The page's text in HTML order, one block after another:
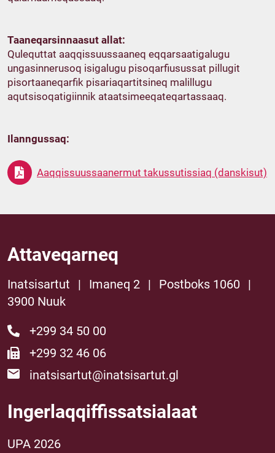
Taaneqarsinnaasut allat:
Qulequttat aaqqissuussaaneq eqqarsaatigalugu
ungasinnerusoq isigalugu pisoqarfiusussat pillugit
pisortaaneqarfik pisariaqartitsineq malillugu
aqutsisoqatigiinnik ataatsimeeqateqartassaaq.
Ilanngussaq:
Aaqqissuussaanermut takussutissiaq (danskisut)
Attaveqarneq
Inatsisartut | Imaneq 2 | Postboks 1060
|
3900 Nuuk
+299 34 50 00
+299 32 46 06
inatsisartut@inatsisartut.gl
Ingerlaqqiffissatsialaat
UPA 2026